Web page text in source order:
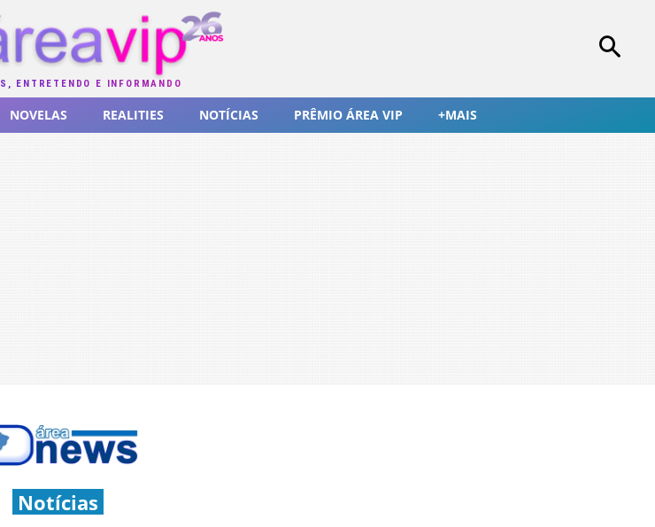
ENTRETENDO E INFORMANDO
NOVELAS REALITIES NOTÍCIAS PRÊMIO ÁREA VIP +MAIS
Notícias